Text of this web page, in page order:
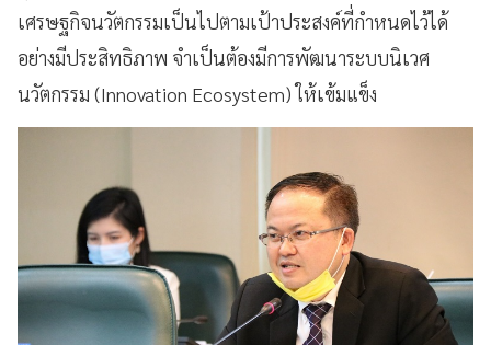
เศรษฐกิจนวัตกรรมเป็นไปตามเป้าประสงค์ที่กำหนดไว้ได้
อย่างมีประสิทธิภาพ จำเป็นต้องมีการพัฒนาระบบนิเวศ
นวัตกรรม (Innovation Ecosystem)ให้เข้มแข็ง